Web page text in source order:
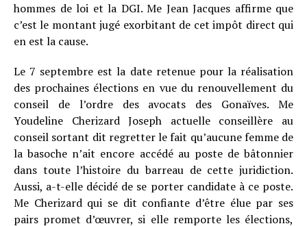
hommes de loi et la DGI. Me Jean Jacques affirme que
c’est le montant jugé exorbitant de cet impôt direct qui
en est la cause.
Le 7 septembre est la date retenue pour la réalisation
des prochaines élections en vue du renouvellement du
conseil de l’ordre des avocats des Gonaïves. Me
Youdeline Cherizard Joseph actuelle conseillère au
conseil sortant dit regretter le fait qu’aucune femme de
la basoche n’ait encore accédé au poste de bâtonnier
dans toute l’histoire du barreau de cette juridiction.
Aussi, a-t-elle décidé de se porter candidate à ce poste.
Me Cherizard qui se dit confiante d’être élue par ses
pairs promet d’œuvrer, si elle remporte les élections,